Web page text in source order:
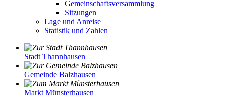
Gemeinschaftsversammlung
Sitzungen
Lage und Anreise
Statistik und Zahlen
Stadt Thannhausen
Gemeinde Balzhausen
Markt Münsterhausen